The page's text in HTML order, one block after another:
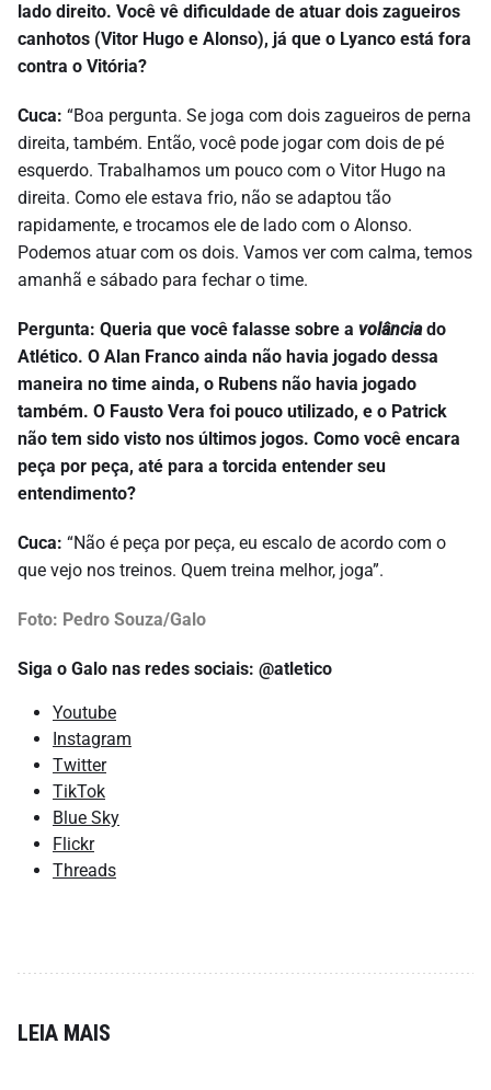
lado direito. Você vê dificuldade de atuar dois zagueiros
canhotos (Vitor Hugo e Alonso), já que o Lyanco está fora
contra o Vitória?
Cuca: “Boa pergunta. Se joga com dois zagueiros de perna
direita, também. Então, você pode jogar com dois de pé
esquerdo. Trabalhamos um pouco com o Vitor Hugo na
direita. Como ele estava frio, não se adaptou tão
rapidamente, e trocamos ele de lado com o Alonso.
Podemos atuar com os dois. Vamos ver com calma, temos
amanhã e sábado para fechar o time.
Pergunta: Queria que você falasse sobre a volânciado
Atlético. O Alan Franco ainda não havia jogado dessa
maneira no time ainda, o Rubens não havia jogado
também. O Fausto Vera foi pouco utilizado, e o Patrick
não tem sido visto nos últimos jogos. Como você encara
peça por peça, até para a torcida entender seu
entendimento?
Cuca: “Não é peça por peça, eu escalo de acordo com o
que vejo nos treinos. Quem treina melhor, joga”.
Foto: Pedro Souza/Galo
Siga o Galo nas redes sociais: @atletico
Youtube
Instagram
Twitter
TikTok
Blue Sky
Flickr
Threads
LEIA MAIS